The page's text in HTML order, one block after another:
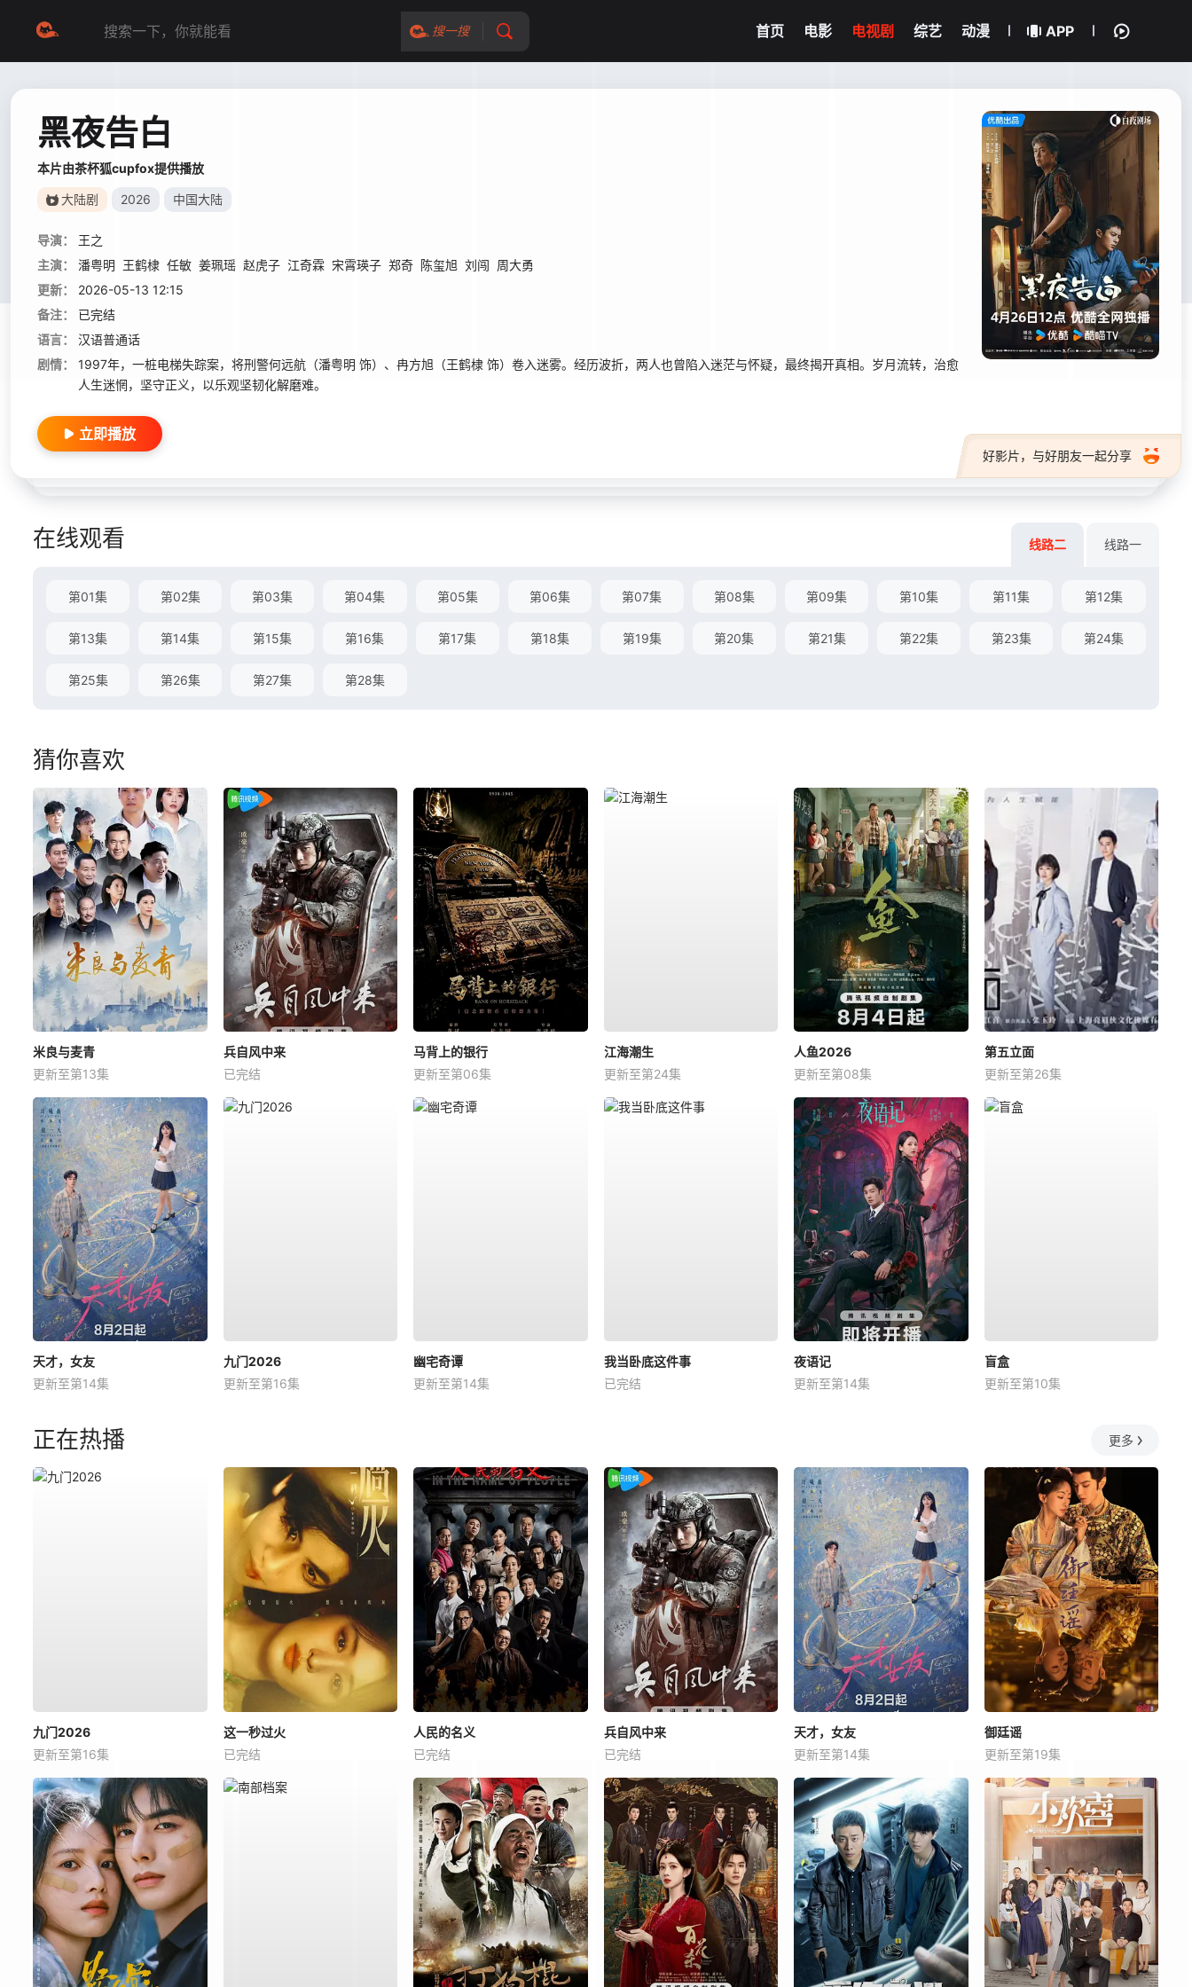
搜一搜 首页 电影 电视剧 综艺 动漫 APP
黑夜告白
本片由茶杯狐cupfox提供播放
大陆剧 2026 中国大陆
导演：
王之
主演：
潘粤明 王鹤棣 任敏 姜珮瑶 赵虎子 江奇霖 宋霄瑛子 郑奇 陈玺旭 刘闯 周大勇
更新：
2026-05-13 12:15
备注：
已完结
语言：
汉语普通话
剧情：
1997年，一桩电梯失踪案，将刑警何远航（潘粤明 饰）、冉方旭（王鹤棣 饰）卷入迷雾。经历波折，两人也曾陷入迷茫与怀疑，最终揭开真相。岁月流转，治愈
人生迷惘，坚守正义，以乐观坚韧化解磨难。
好影片，与好朋友一起分享
立即播放
在线观看 线路二 线路一
第01集 第02集 第03集 第04集 第05集 第06集 第07集 第08集 第09集 第10集 第11集 第12集
第13集 第14集 第15集 第16集 第17集 第18集 第19集 第20集 第21集 第22集 第23集 第24集
第25集 第26集 第27集 第28集
猜你喜欢
米良与麦青
更新至第13集
兵自风中来
已完结
马背上的银行
更新至第06集
江海潮生
更新至第24集
人鱼2026
更新至第08集
第五立面
更新至第26集
天才，女友
更新至第14集
九门2026
更新至第16集
幽宅奇谭
更新至第14集
我当卧底这件事
已完结
夜语记
更新至第14集
盲盒
更新至第10集
正在热播 更多
九门2026
更新至第16集
这一秒过火
已完结
人民的名义
已完结
兵自风中来
已完结
天才，女友
更新至第14集
御廷谣
更新至第19集